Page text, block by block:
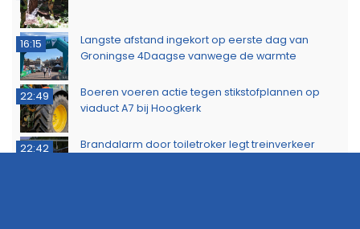
16:15
Langste afstand ingekort op eerste dag van
Groningse 4Daagse vanwege de warmte
22:49
Boeren voeren actie tegen stikstofplannen op
viaduct A7 bij Hoogkerk
22:42
Brandalarm door toiletroker legt treinverkeer